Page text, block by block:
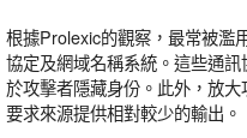
根據Prolexic的觀察，最常被濫
協定及網域名稱系統。這些通
於攻擊者隱藏身份。此外，放
要求來源提供相對較少的輸出。